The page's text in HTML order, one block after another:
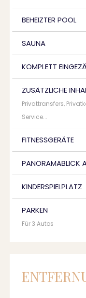
BEHEIZTER POOL
SAUNA
KOMPLETT
ZUSÄTZLICHE
Privattransfers,
Service...
FITNESSGERÄTE
PANORAMABLICK
KINDERSPIELPLATZ
PARKEN
Für 3 Autos